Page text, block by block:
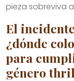
pieza sobreviva
El
¿dónde
para
género